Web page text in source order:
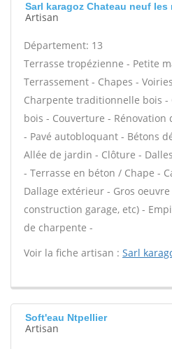
Sarl karagoz Chateau neuf les
Artisan
Département: 13
Terrasse tropézienne - Petite
Terrassement - Chapes -
Charpente traditionnelle bois
bois - Couverture - Rénovation
- Pavé autobloquant - Bétons
Allée de jardin - Clôture -
- Terrasse en béton / Chape -
Dallage extérieur - Gros
construction garage, etc) -
de charpente -
Voir la fiche artisan : Sarl
Soft'eau Ntpellier
Artisan